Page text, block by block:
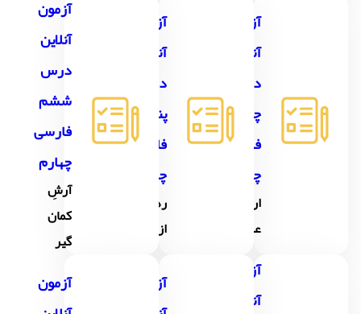
آزمون
آنلاین
درس
چهارم
فارسی
چهارم
ارزشِ
علم
آزمون
آنلاین
درس
پنجم
فارسی
چهارم
رهايي
از قفس
آزمون
آنلاین
درس
ششم
فارسی
چهارم
آرشِ
كمان
گير
آزمون
آنلاین
آزمون
آزمون